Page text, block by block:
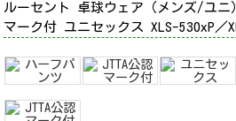
ルーセント 卓球ウェア（メンズ/ユニ
マーク付 ユニセックス XLS-530xP／